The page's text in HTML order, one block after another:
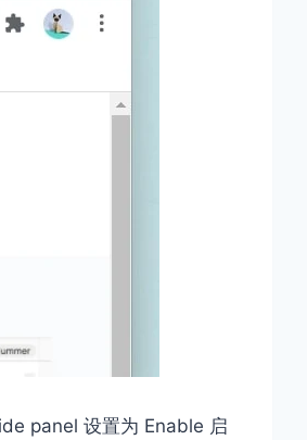
panel 设置为 Enable 启